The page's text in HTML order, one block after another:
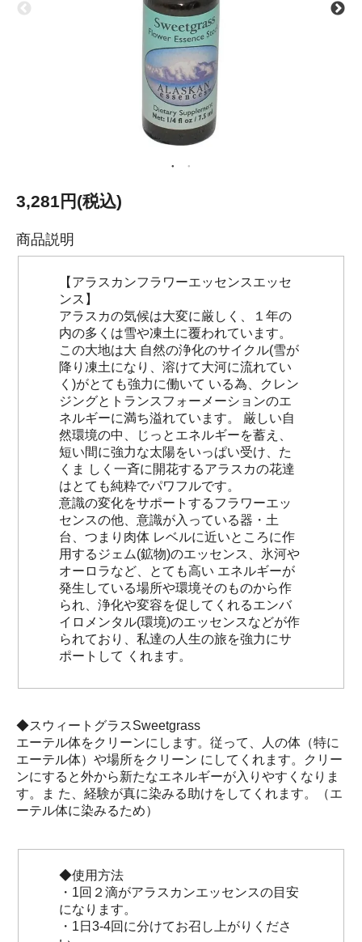
3,281円(税込)
商品説明
【アラスカンフラワーエッセンスエッセ
ンス】
アラスカの気候は大変に厳しく、１年の
内の多くは雪や凍土に覆われています。
この大地は大 自然の浄化のサイクル(雪が
降り凍土になり、溶けて大河に流れてい
く)がとても強力に働いて いる為、クレン
ジングとトランスフォーメーションのエ
ネルギーに満ち溢れています。 厳しい自
然環境の中、じっとエネルギーを蓄え、
短い間に強力な太陽をいっぱい受け、た
くま しく一斉に開花するアラスカの花達
はとても純粋でパワフルです。
意識の変化をサポートするフラワーエッ
センスの他、意識が入っている器・土
台、つまり肉体 レベルに近いところに作
用するジェム(鉱物)のエッセンス、氷河や
オーロラなど、とても高い エネルギーが
発生している場所や環境そのものから作
られ、浄化や変容を促してくれるエンバ
イロメンタル(環境)のエッセンスなどが作
られており、私達の人生の旅を強力にサ
ポートして くれます。
◆スウィートグラスSweetgrass
エーテル体をクリーンにします。従って、人の体（特に
エーテル体）や場所をクリーン にしてくれます。クリー
ンにすると外から新たなエネルギーが入りやすくなりま
す。ま た、経験が真に染みる助けをしてくれます。（エ
ーテル体に染みるため）
◆使用方法
・1回２滴がアラスカンエッセンスの目安
になります。
・1日3-4回に分けてお召し上がりくださ